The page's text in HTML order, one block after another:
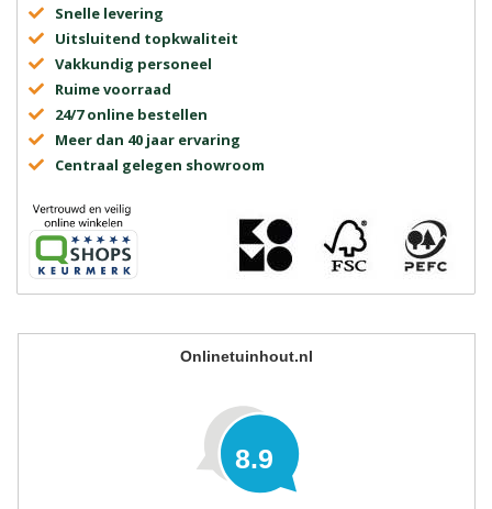
Snelle levering
Uitsluitend topkwaliteit
Vakkundig personeel
Ruime voorraad
24/7 online bestellen
Meer dan 40 jaar ervaring
Centraal gelegen showroom
Onlinetuinhout.nl
8.9